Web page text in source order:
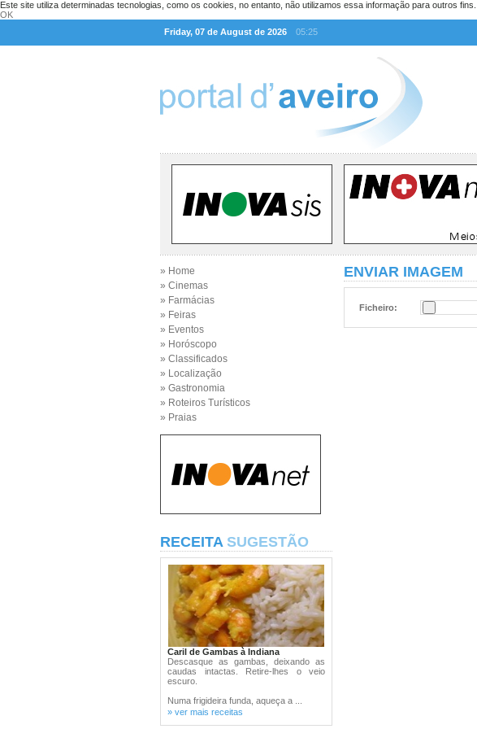
Este site utiliza determinadas tecnologias, como os cookies, no entanto, não utilizamos essa informação para outros
OK
Friday, 07 de August de 2026
05:25
» Home
» Cinemas
» Farmácias
» Feiras
» Eventos
» Horóscopo
» Classificados
» Localização
» Gastronomia
» Roteiros Turísticos
» Praias
RECEITA SUGESTÃO
Caril de Gambas à Indiana
Descasque as gambas, deixando as
caudas intactas. Retire-lhes o veio
escuro.
Numa frigideira funda, aqueça a ...
» ver mais receitas
ENVIAR IMAGEM
Ficheiro: